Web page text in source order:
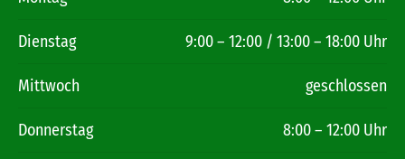
Dienstag 9:00 – 12:00 / 13:00 – 18:00 Uhr
Mittwoch geschlossen
Donnerstag 8:00 – 12:00 Uhr